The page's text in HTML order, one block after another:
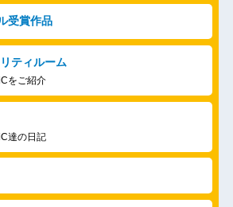
受賞作品
ティルーム
をご紹介
達の日記